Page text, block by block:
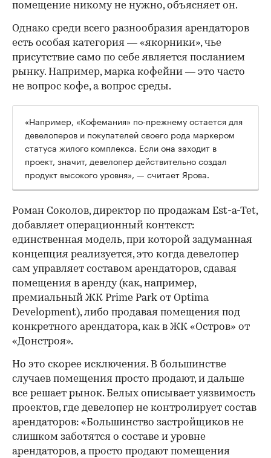
помещение никому не нужно, объясняет он.
Однако среди всего разнообразия арендаторов
есть особая категория — «якорники», чье
присутствие само по себе является посланием
рынку. Например, марка кофейни — это часто
не вопрос кофе, а вопрос среды.
«Например, «Кофемания» по-прежнему остается для
девелоперов и покупателей своего рода маркером
статуса жилого комплекса. Если она заходит в
проект, значит, девелопер действительно создал
продукт высокого уровня», — считает Ярова.
Роман Соколов, директор по продажам Est-a-Tet,
добавляет операционный контекст:
единственная модель, при которой задуманная
концепция реализуется, это когда девелопер
сам управляет составом арендаторов, сдавая
помещения в аренду (как, например,
премиальный ЖК Prime Park от Optima
Development), либо продавая помещения под
конкретного арендатора, как в ЖК «Остров» от
«Донстроя».
Но это скорее исключения. В большинстве
случаев помещения просто продают, и дальше
все решает рынок. Белых описывает уязвимость
проектов, где девелопер не контролирует состав
арендаторов: «Большинство застройщиков не
слишком заботятся о составе и уровне
арендаторов, а просто продают помещения